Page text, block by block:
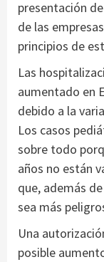
presentación
de las
principios de
Las
aumentado en
debido a la
Los casos
sobre todo
años no están
que, además
sea más
Una
posible